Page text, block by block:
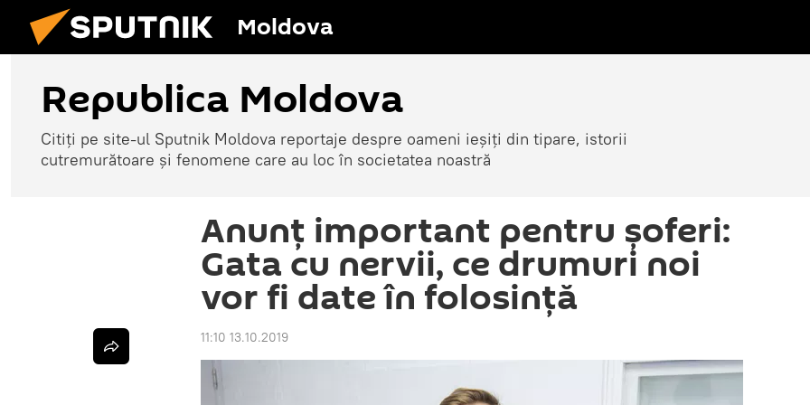
Moldova
Republica Moldova
Citiți pe site-ul Sputnik Moldova reportaje despre oameni ieșiți din tipare, istorii
cutremurătoare și fenomene care au loc în societatea noastră
Anunț important pentru șoferi:
Gata cu nervii, ce drumuri noi
vor fi date în folosință
11:10 13.10.2019